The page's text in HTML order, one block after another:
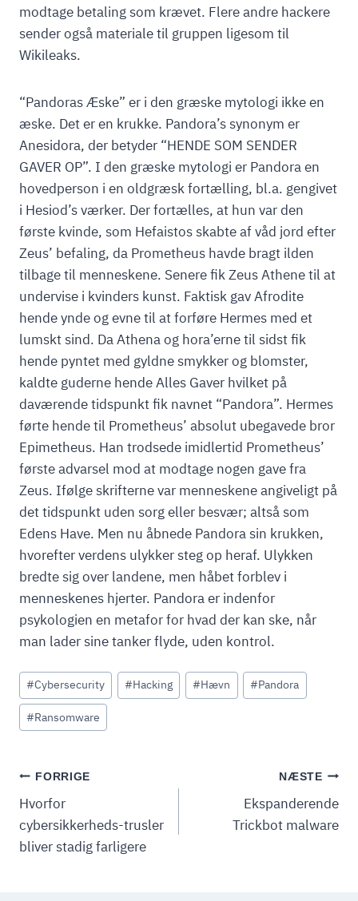
modtage betaling som krævet. Flere andre hackere
sender også materiale til gruppen ligesom til
Wikileaks.
“Pandoras Æske” er i den græske mytologi ikke en
æske. Det er en krukke. Pandora’s synonym er
Anesidora, der betyder “HENDE SOM SENDER
GAVER OP”. I den græske mytologi er Pandora en
hovedperson i en oldgræsk fortælling, bl.a. gengivet
i Hesiod’s værker. Der fortælles, at hun var den
første kvinde, som Hefaistos skabte af våd jord efter
Zeus’ befaling, da Prometheus havde bragt ilden
tilbage til menneskene. Senere fik Zeus Athene til at
undervise i kvinders kunst. Faktisk gav Afrodite
hende ynde og evne til at forføre Hermes med et
lumskt sind. Da Athena og hora’erne til sidst fik
hende pyntet med gyldne smykker og blomster,
kaldte guderne hende Alles Gaver hvilket på
daværende tidspunkt fik navnet “Pandora”. Hermes
førte hende til Prometheus’ absolut ubegavede bror
Epimetheus. Han trodsede imidlertid Prometheus’
første advarsel mod at modtage nogen gave fra
Zeus. Ifølge skrifterne var menneskene angiveligt på
det tidspunkt uden sorg eller besvær; altså som
Edens Have. Men nu åbnede Pandora sin krukken,
hvorefter verdens ulykker steg op heraf. Ulykken
bredte sig over landene, men håbet forblev i
menneskenes hjerter. Pandora er indenfor
psykologien en metafor for hvad der kan ske, når
man lader sine tanker flyde, uden kontrol.
Indlæg-
tags:
#Cybersecurity #Hacking #Hævn #Pandora
#Ransomware
INDLÆGSNAVIGATION
FORRIGE
Hvorfor
cybersikkerheds-trusler
bliver stadig farligere
NÆSTE
Ekspanderende
Trickbot malware